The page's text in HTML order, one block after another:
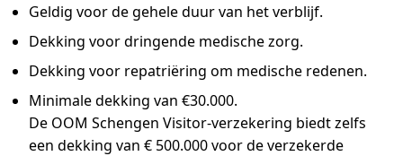
Geldig voor de gehele duur van het verblijf.
Dekking voor dringende medische zorg.
Dekking voor repatriëring om medische redenen.
Minimale dekking van €30.000.
De OOM Schengen Visitor-verzekering biedt zelfs
een dekking van € 500.000 voor de verzekerde